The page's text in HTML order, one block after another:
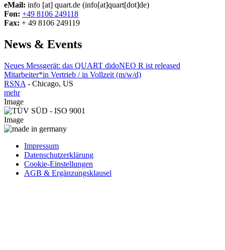
eMail: info [at] quart.de (info[at]quart[dot]de)
Fon: +49 8106 249118
Fax: + 49 8106 249119
News & Events
Neues Messgerät: das QUART didoNEO R ist released
Mitarbeiter*in Vertrieb / in Vollzeit (m/w/d)
RSNA - Chicago, US
mehr
Image
Image
Impressum
Datenschutzerklärung
Cookie-Einstellungen
AGB & Ergänzungsklausel